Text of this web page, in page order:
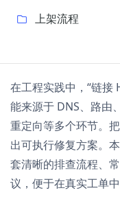
上架流程
在工程实践中，“链接
能来源于 DNS、路由
重定向等多个环节。
出可执行修复方案。
套清晰的排查流程、
议，便于在真实工单中